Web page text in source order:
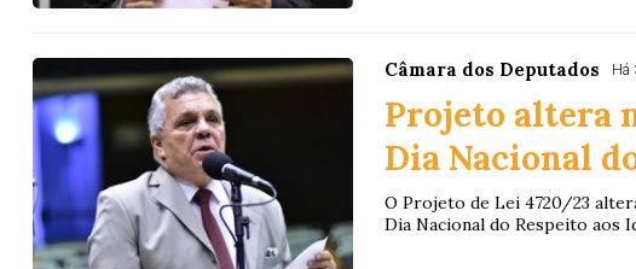
Câmara dos Deputados Há
Projeto altera
Dia Nacional
O Projeto de Lei 4720/23
Dia Nacional do Respeito aos